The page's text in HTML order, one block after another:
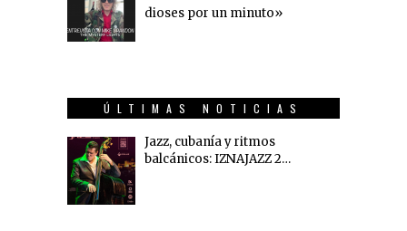
dioses por un minuto»
ÚLTIMAS NOTICIAS
Jazz, cubanía y ritmos
balcánicos: IZNAJAZZ 2…